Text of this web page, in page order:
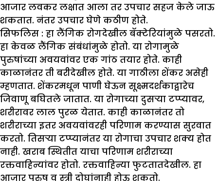
आजार लवकर लक्षात आला तर उपचार सहज केले जाऊ
शकतात. नंतर उपचार घेणे कठीण होते.
सिफलिस : हा लैंगिक रोगदेखील बॅक्टेरियांमुळे पसरतो.
हा केवळ लैंगिक संबंधांमुळे होतो. या रोगामुळे
पुरुषांच्या अवयवांवर एक गांठ तयार होते. काही
काळानंतर ती बरीदेखील होते. या गाठीला शेंकर असेही
म्हणतात. शेंकरमधून पाणी घेऊन सूक्ष्मदर्शकाद्वारेच
जिवाणू बघितले जातात. या रोगाच्या दुसऱ्या टप्प्यावर,
शरीरावर लाल पुरळ येतात. काही काळानंतर तो
शरीराच्या इतर अवयवांवरही परिणाम करण्यास सुरवात
करतो. तिसऱ्या टप्प्यानंतर या रोगाचा उपचार शक्य होत
नाही. खराब स्थितीत याचा परिणाम शरीराच्या
रक्तवाहिन्यांवर होतो. रक्तवाहिन्या फुटतातदेखील. हा
आजार पुरुष व स्त्री दोघांनाही होऊ शकतो.